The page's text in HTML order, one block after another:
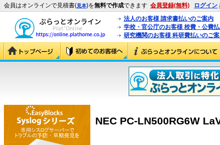
会員はオンラインで見積書(見本)を無料で作成できます 会員登録(無料) ログイン
法人のお客様 請求書払いのご案内
学校・官公庁のお客様 校費・公費
研究機関のお客様 科研費払いのご
NEC PC-LN500RG6W